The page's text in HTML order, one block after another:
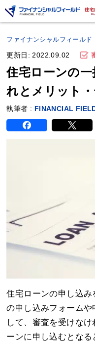
ファイナンシャルフィールド
更新日: 2022.09.02
住宅ローンの
れとメリット
執筆者 : FINANCIAL
住宅ローンの申し込み
の申し込みフォーム
して、審査を受けな
ーンに申し込むとな